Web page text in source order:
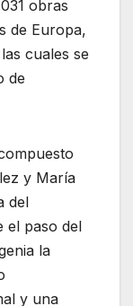
obras
de Europa,
cuales se
de
y María
del
el paso del
la
y una